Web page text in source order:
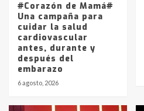
#Corazón de Mamá#
Una campaña para
cuidar la salud
cardiovascular
antes, durante y
después del
embarazo
6 agosto, 2026